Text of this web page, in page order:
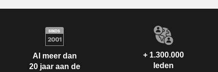
Al meer dan
20 jaar aan de
+ 1.300.000
leden